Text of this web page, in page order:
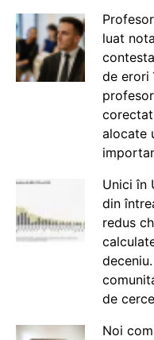
luat
de erori
alocate
Unici în
din
redus
de
Noi